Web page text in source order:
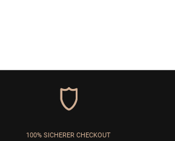
100% SICHERER CHECKOUT